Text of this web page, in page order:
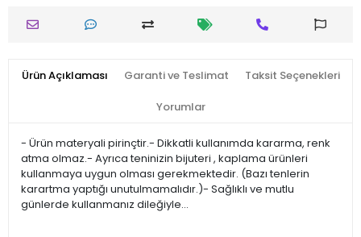
Ürün Açıklaması Garanti ve Teslimat Taksit Seçenekleri
Yorumlar
- Ürün materyali pirinçtir.- Dikkatli kullanımda kararma, renk
atma olmaz.- Ayrıca teninizin bijuteri , kaplama ürünleri
kullanmaya uygun olması gerekmektedir. (Bazı tenlerin
karartma yaptığı unutulmamalıdır.)- Sağlıklı ve mutlu
günlerde kullanmanız dileğiyle…